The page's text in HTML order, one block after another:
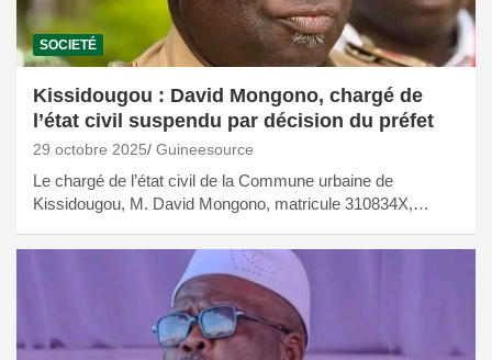
SOCIETÉ
Kissidougou : David Mongono, chargé de
l’état civil suspendu par décision du préfet
29 octobre 2025 Guineesource
Le chargé de l’état civil de la Commune urbaine de
Kissidougou, M. David Mongono, matricule 310834X,…